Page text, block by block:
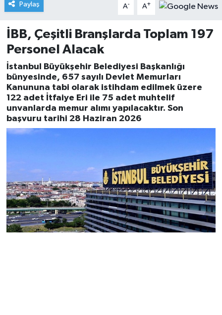
Paylaş A- A+
İBB, Çeşitli Branşlarda Toplam 197
Personel Alacak
İstanbul Büyükşehir Belediyesi Başkanlığı
bünyesinde, 657 sayılı Devlet Memurları
Kanununa tabi olarak istihdam edilmek üzere
122 adet İtfaiye Eri ile 75 adet muhtelif
unvanlarda memur alımı yapılacaktır. Son
başvuru tarihi 28 Haziran 2026